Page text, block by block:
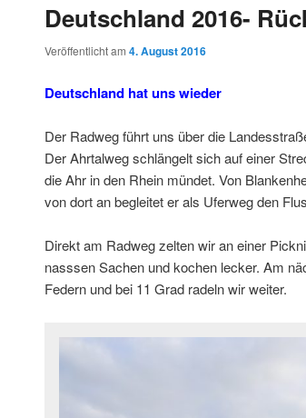
Deutschland 2016-
Veröffentlicht am 4. August 2016
Deutschland hat uns wieder
Der Radweg führt uns über die
Der Ahrtalweg schlängelt sich auf einer
die Ahr in den Rhein mündet. Von
von dort an begleitet er als Uferweg den
Direkt am Radweg zelten wir an einer
nasssen Sachen und kochen lecker. Am
Federn und bei 11 Grad radeln wir weiter.